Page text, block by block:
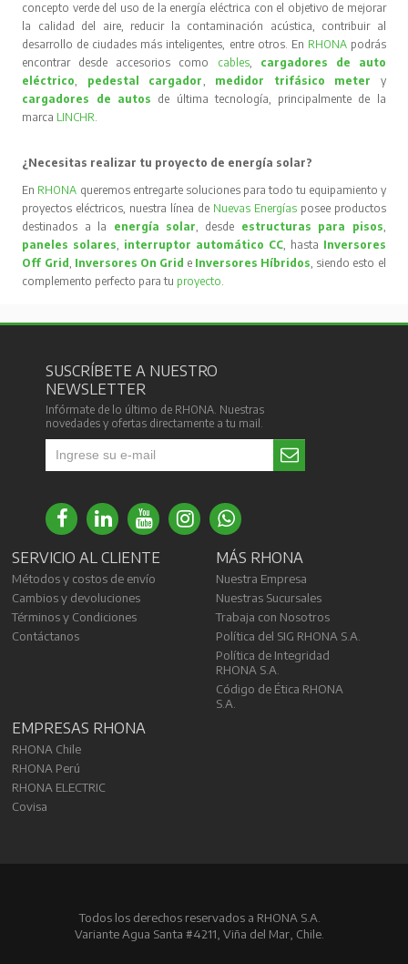
concepto verde del uso de la energía eléctrica con el objetivo de mejorar
la calidad del aire, reducir la contaminación acústica, contribuir al
desarrollo de ciudades más inteligentes, entre otros. En RHONA podrás
encontrar desde accesorios como cables, cargadores de auto
eléctrico, pedestal cargador, medidor trifásico meter
y
cargadores de autos de última tecnología, principalmente de la
marca LINCHR.
¿Necesitas realizar tu proyecto de energía solar?
En RHONA queremos entregarte soluciones para todo tu equipamiento y
proyectos eléctricos, nuestra línea de Nuevas Energíasposee productos
destinados a la energía solar, desde estructuras para pisos,
paneles solares, interruptor automático CC, hasta Inversores
Off Grid, Inversores On Grid e Inversores Híbridos, siendo esto el
complemento perfecto para tu proyecto.
SUSCRÍBETE A NUESTRO
NEWSLETTER
Infórmate de lo último de RHONA. Nuestras
novedades y ofertas directamente a tu mail.
SERVICIO AL CLIENTE
Métodos y costos de envío
Cambios y devoluciones
Términos y Condiciones
Contáctanos
MÁS RHONA
Nuestra Empresa
Nuestras Sucursales
Trabaja con Nosotros
Política del SIG RHONA S.A.
Política de Integridad
RHONA S.A.
Código de Ética RHONA
S.A.
EMPRESAS RHONA
RHONA Chile
RHONA Perú
RHONA ELECTRIC
Covisa
Todos los derechos reservados a RHONA S.A.
Variante Agua Santa #4211, Viña del Mar, Chile.